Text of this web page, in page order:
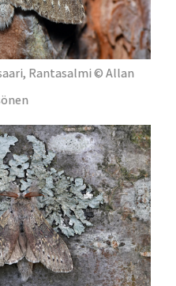
Rantasalmi © Allan